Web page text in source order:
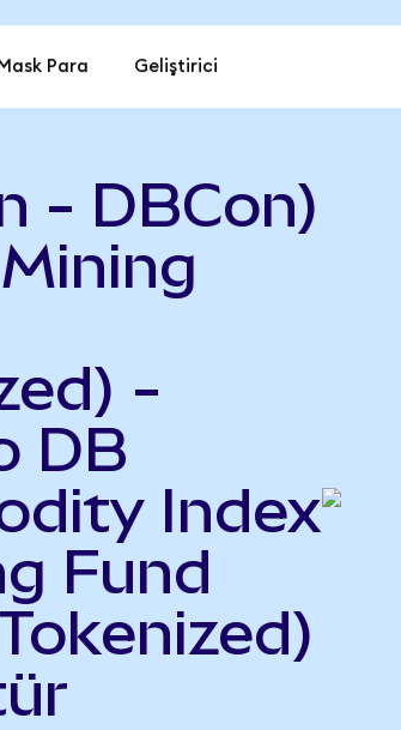
Para Geliştirici
- DBCon)
-
DB
Index
Fund